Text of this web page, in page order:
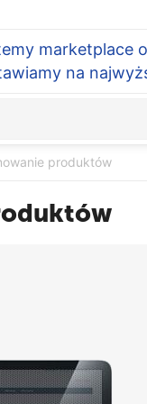
marketplace
na
produktów